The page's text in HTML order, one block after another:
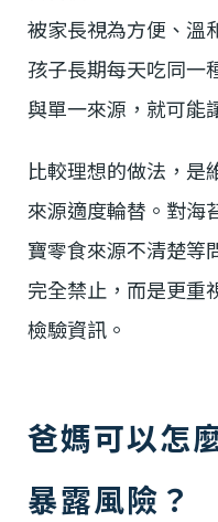
被家長視為方便、溫
孩子長期每天吃同一
與單一來源，就可能
比較理想的做法，是
來源適度輪替。對海
寶零食來源不清楚等
完全禁止，而是更重
檢驗資訊。
爸媽可以怎
暴露風險？